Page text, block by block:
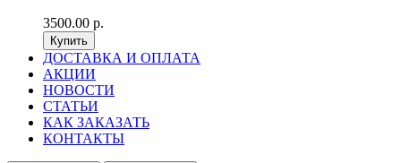
3500.00 р.
ДОСТАВКА И ОПЛАТА
АКЦИИ
НОВОСТИ
СТАТЬИ
КАК ЗАКАЗАТЬ
КОНТАКТЫ